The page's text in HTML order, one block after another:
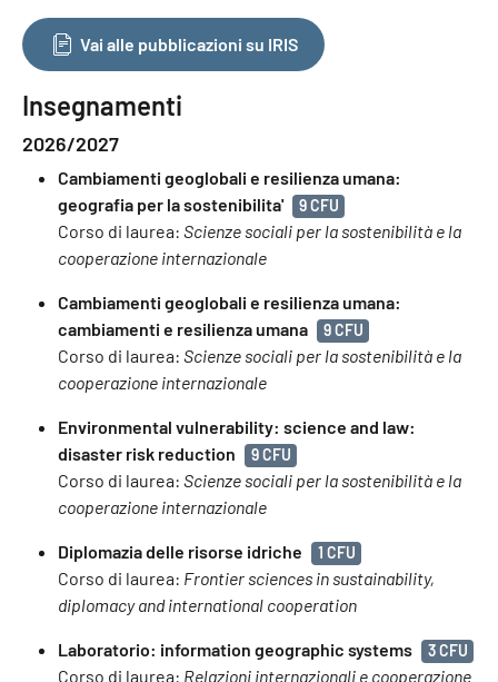
Vai alle pubblicazioni su IRIS
Insegnamenti
2026/2027
Cambiamenti geoglobali e resilienza umana:
geografia per la sostenibilita'
9 CFU
Corso di laurea: Scienze sociali per la sostenibilità e la
cooperazione internazionale
Cambiamenti geoglobali e resilienza umana:
cambiamenti e resilienza umana
9 CFU
Corso di laurea: Scienze sociali per la sostenibilità e la
cooperazione internazionale
Environmental vulnerability: science and law:
disaster risk reduction
9 CFU
Corso di laurea: Scienze sociali per la sostenibilità e la
cooperazione internazionale
Diplomazia delle risorse idriche 1 CFU
Corso di laurea: Frontier sciences in sustainability,
diplomacy and international cooperation
Laboratorio: information geographic systems 3 CFU
Corso di laurea: Relazioni internazionali e cooperazione